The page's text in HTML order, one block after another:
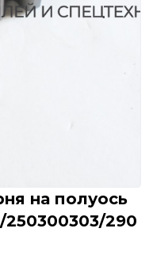
на полуось
250300303/290